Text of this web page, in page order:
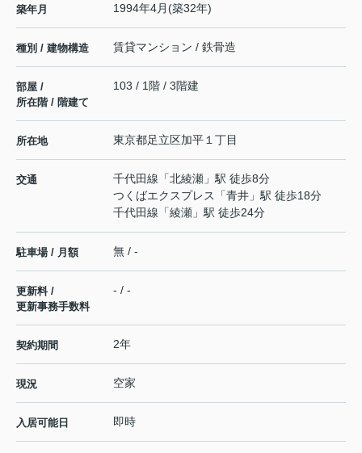
築年月 1994年4月(築32年)
種別 / 建物構造 賃貸マンション / 鉄骨造
部屋 /
所在階 / 階建て
103 / 1階 / 3階建
所在地 東京都足立区加平 １丁目
交通 千代田線 「北綾瀬 」駅 徒歩8分
つくばエクスプレス
「青井 」駅 徒歩18分
千代田線 「綾瀬 」駅 徒歩24分
駐車場 / 月額 無 / -
更新料 /
更新事務手数料
- / -
契約期間 2年
現況 空家
入居可能日 即時